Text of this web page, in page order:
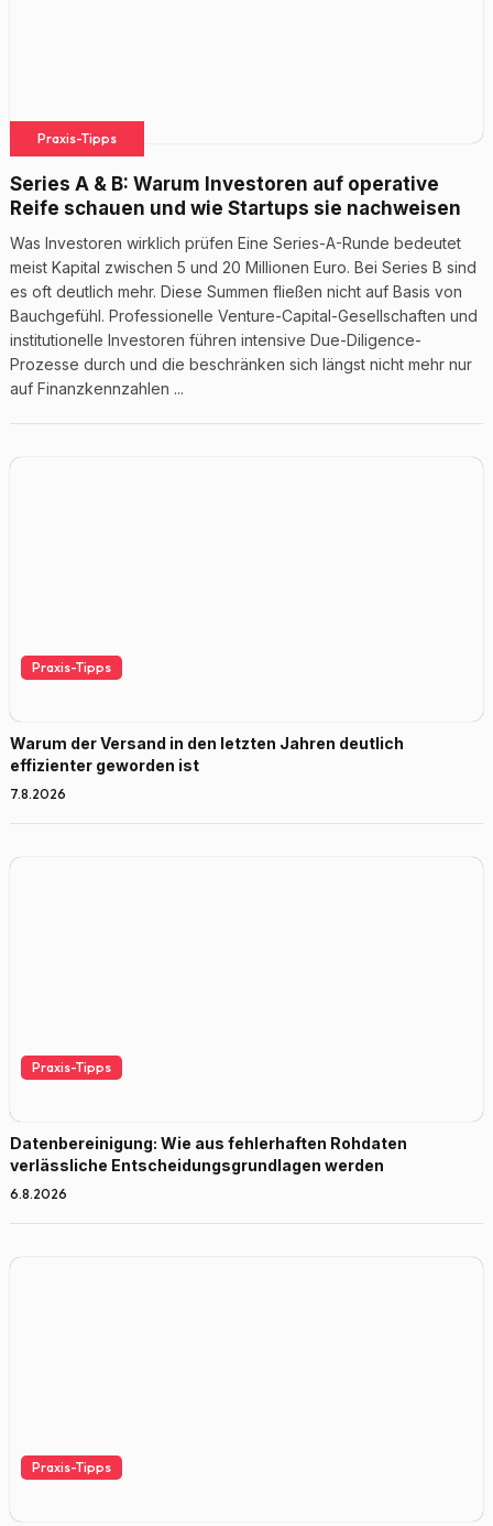
Praxis-Tipps
Series A & B: Warum Investoren auf operative
Reife schauen und wie Startups sie nachweisen
Was Investoren wirklich prüfen Eine Series-A-Runde bedeutet
meist Kapital zwischen 5 und 20 Millionen Euro. Bei Series B sind
es oft deutlich mehr. Diese Summen fließen nicht auf Basis von
Bauchgefühl. Professionelle Venture-Capital-Gesellschaften und
institutionelle Investoren führen intensive Due-Diligence-
Prozesse durch und die beschränken sich längst nicht mehr nur
auf Finanzkennzahlen ...
Praxis-Tipps
Warum der Versand in den letzten Jahren deutlich
effizienter geworden ist
7.8.2026
Praxis-Tipps
Datenbereinigung: Wie aus fehlerhaften Rohdaten
verlässliche Entscheidungsgrundlagen werden
6.8.2026
Praxis-Tipps